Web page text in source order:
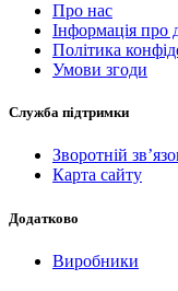
Про нас
Інформація про
Політика
Умови згоди
Служба підтримки
Зворотній
Карта сайту
Додатково
Виробники